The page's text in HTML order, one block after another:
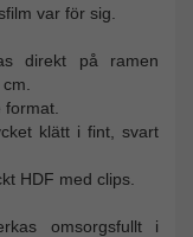
var för sig.
direkt på ramen
klätt i fint, svart
HDF med clips.
omsorgsfullt i